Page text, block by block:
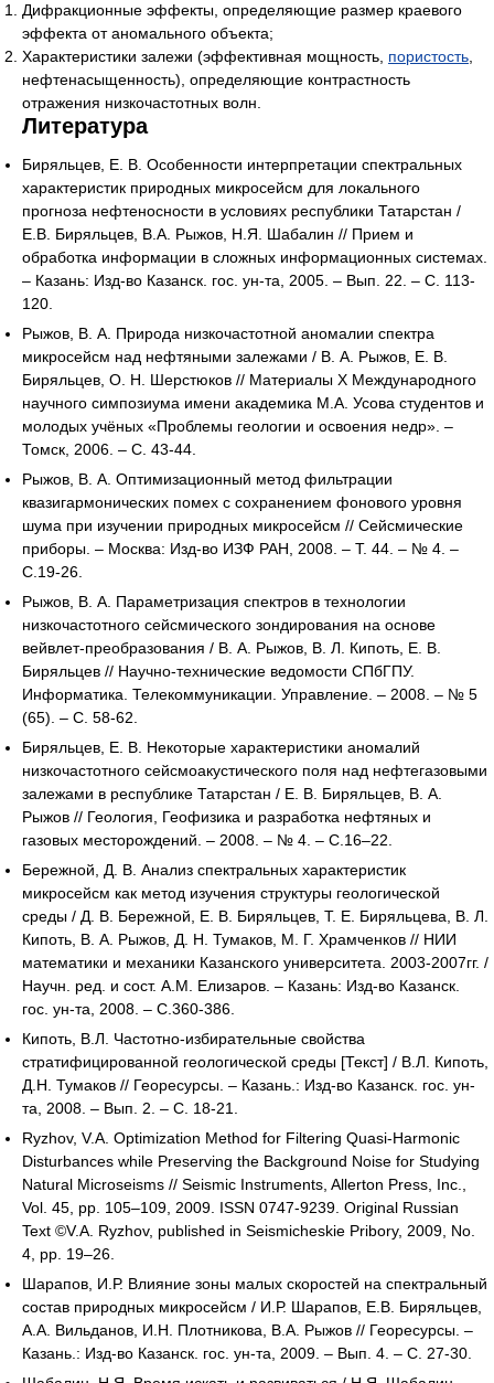
Дифракционные эффекты, определяющие размер краевого
эффекта от аномального объекта;
Характеристики залежи (эффективная мощность, пористость
нефтенасыщенность), определяющие контрастность
отражения низкочастотных волн.
Литература
Биряльцев, Е. В. Особенности интерпретации спектральных
характеристик природных микросейсм для локального
прогноза нефтеносности в условиях республики Татарстан /
Е.В. Биряльцев, В.А. Рыжов, Н.Я. Шабалин // Прием и
обработка информации в сложных информационных системах.
– Казань: Изд-во Казанск. гос. ун-та, 2005. – Вып. 22. – С. 113-
120.
Рыжов, В. А. Природа низкочастотной аномалии спектра
микросейсм над нефтяными залежами / В. А. Рыжов, Е. В.
Биряльцев, О. Н. Шерстюков // Материалы X Международного
научного симпозиума имени академика М.А. Усова студентов и
молодых учёных «Проблемы геологии и освоения недр». –
Томск, 2006. – C. 43-44.
Рыжов, В. А. Оптимизационный метод фильтрации
квазигармонических помех с сохранением фонового уровня
шума при изучении природных микросейсм // Сейсмические
приборы. – Москва: Изд-во ИЗФ РАН, 2008. – Т. 44. – № 4. –
С.19-26.
Рыжов, В. А. Параметризация спектров в технологии
низкочастотного сейсмического зондирования на основе
вейвлет-преобразования / В. А. Рыжов, В. Л. Кипоть, Е. В.
Биряльцев // Научно-технические ведомости СПбГПУ.
Информатика. Телекоммуникации. Управление. – 2008. – № 5
(65). – С. 58-62.
Биряльцев, Е. В. Некоторые характеристики аномалий
низкочастотного сейсмоакустического поля над нефтегазовыми
залежами в республике Татарстан / Е. В. Биряльцев, В. А.
Рыжов // Геология, Геофизика и разработка нефтяных и
газовых месторождений. – 2008. – № 4. – С.16–22.
Бережной, Д. В. Анализ спектральных характеристик
микросейсм как метод изучения структуры геологической
среды / Д. В. Бережной, Е. В. Биряльцев, Т. Е. Биряльцева, В. Л.
Кипоть, В. А. Рыжов, Д. Н. Тумаков, М. Г. Храмченков // НИИ
математики и механики Казанского университета. 2003-2007гг. /
Научн. ред. и сост. А.М. Елизаров. – Казань: Изд-во Казанск.
гос. ун-та, 2008. – C.360-386.
Кипоть, В.Л. Частотно-избирательные свойства
стратифицированной геологической среды [Текст] / В.Л. Кипоть,
Д.Н. Тумаков // Георесурсы. – Казань.: Изд-во Казанск. гос. ун-
та, 2008. – Вып. 2. – С. 18-21.
Ryzhov, V.A. Optimization Method for Filtering Quasi-Harmonic
Disturbances while Preserving the Background Noise for Studying
Natural Microseisms // Seismic Instruments, Allerton Press, Inc.,
Vol. 45, pp. 105–109, 2009. ISSN 0747-9239. Original Russian
Text ©V.A. Ryzhov, published in Seismicheskie Pribory, 2009, No.
4, pp. 19–26.
Шарапов, И.Р. Влияние зоны малых скоростей на спектральный
состав природных микросейсм / И.Р. Шарапов, Е.В. Биряльцев,
А.А. Вильданов, И.Н. Плотникова, В.А. Рыжов // Георесурсы. –
Казань.: Изд-во Казанск. гос. ун-та, 2009. – Вып. 4. – С. 27-30.